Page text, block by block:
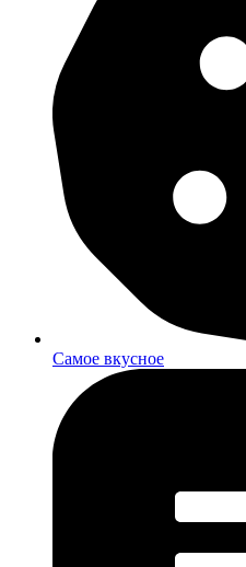
Самое вкусное